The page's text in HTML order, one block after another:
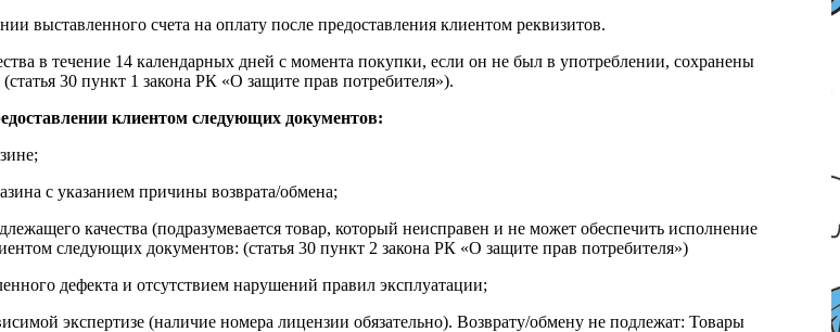
выставленного счета на оплату после предоставления клиентом реквизитов.
в течение 14 календарных дней с момента покупки, если он не был в употреблении, сохранены
30 пункт 1 закона РК «О защите прав потребителя»).
клиентом следующих документов:
с указанием причины возврата/обмена;
качества (подразумевается товар, который неисправен и не может обеспечить исполнение
следующих документов: (статья 30 пункт 2 закона РК «О защите прав потребителя»)
дефекта и отсутствием нарушений правил эксплуатации;
экспертизе (наличие номера лицензии обязательно). Возврату/обмену не подлежат: Товары